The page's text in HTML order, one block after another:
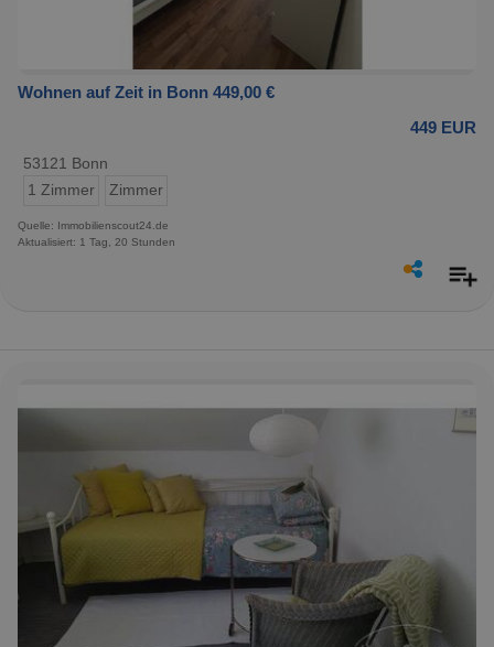
Wohnen auf Zeit in Bonn 449,00 €
449 EUR
53121 Bonn
1 Zimmer
Zimmer
Quelle: Immobilienscout24.de
Aktualisiert: 1 Tag, 20 Stunden